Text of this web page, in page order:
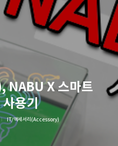
NABU X 스마트
사용기
IT/액세서리(Accessory)
레이니아